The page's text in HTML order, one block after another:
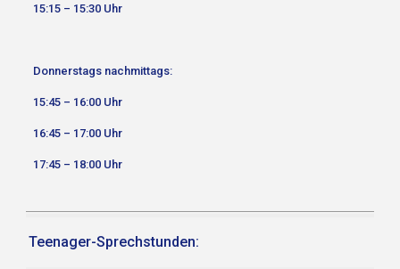
15:15 – 15:30 Uhr
Donnerstags nachmittags:
15:45 – 16:00 Uhr
16:45 – 17:00 Uhr
17:45 – 18:00 Uhr
Teenager-Sprechstunden: